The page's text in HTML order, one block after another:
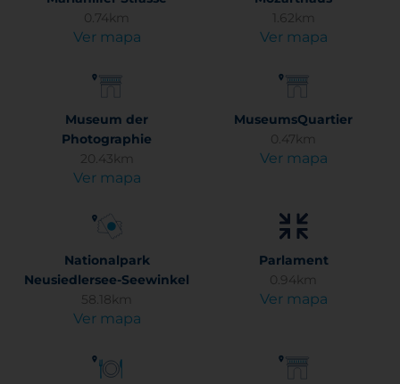
0.74km
Ver mapa
1.62km
Ver mapa
Museum der
Photographie
20.43km
Ver mapa
MuseumsQuartier
0.47km
Ver mapa
Nationalpark
Neusiedlersee-Seewinkel
58.18km
Ver mapa
Parlament
0.94km
Ver mapa